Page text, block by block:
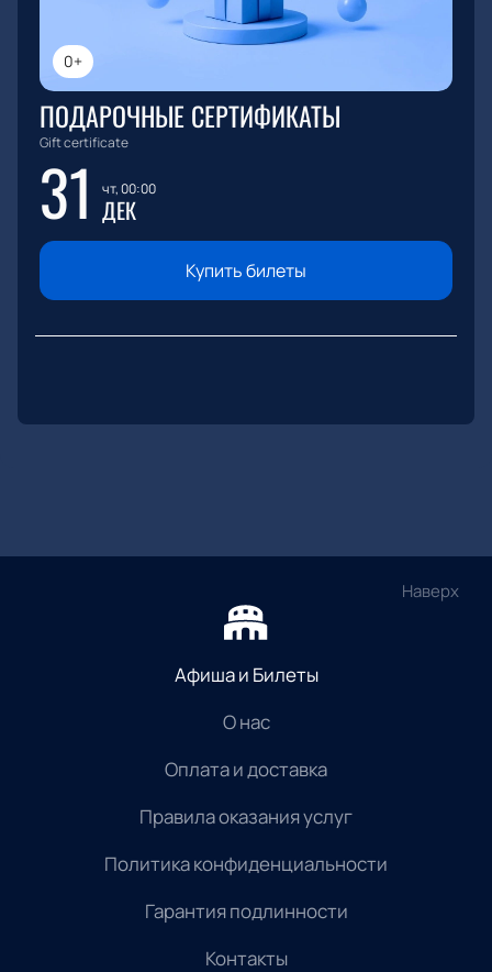
0+
ПОДАРОЧНЫЕ СЕРТИФИКАТЫ
Gift certificate
31 чт, 00:00
ДЕК
Купить билеты
Наверх
Афиша и Билеты
О нас
Оплата и доставка
Правила оказания услуг
Политика конфиденциальности
Гарантия подлинности
Контакты